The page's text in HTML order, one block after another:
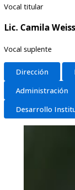
Vocal titular​
Lic. Camila
Vocal suplente​
Dirección
Administración
Desarrollo